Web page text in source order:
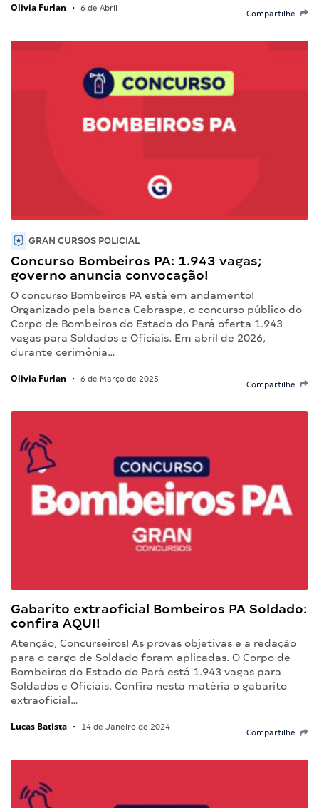
Olivia Furlan • 6 de Abril
Compartilhe
GRAN CURSOS POLICIAL
Concurso Bombeiros PA: 1.943 vagas;
governo anuncia convocação!
O concurso Bombeiros PA está em andamento!
Organizado pela banca Cebraspe, o concurso público do
Corpo de Bombeiros do Estado do Pará oferta 1.943
vagas para Soldados e Oficiais. Em abril de 2026,
durante cerimônia…
Olivia Furlan • 6 de Março de 2025
Compartilhe
Gabarito extraoficial Bombeiros PA Soldado:
confira AQUI!
Atenção, Concurseiros! As provas objetivas e a redação
para o cargo de Soldado foram aplicadas. O Corpo de
Bombeiros do Estado do Pará está 1.943 vagas para
Soldados e Oficiais. Confira nesta matéria o gabarito
extraoficial…
Lucas Batista • 14 de Janeiro de 2024
Compartilhe